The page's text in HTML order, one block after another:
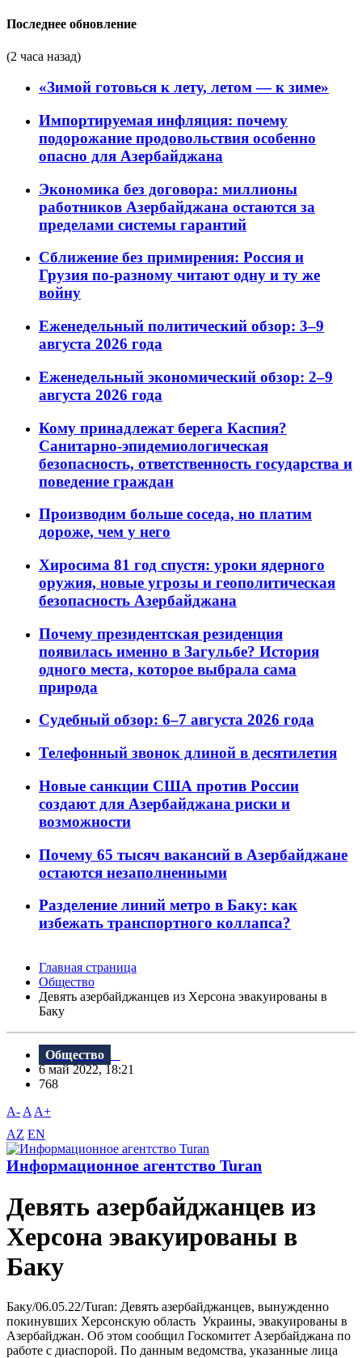
Последнее обновление
(2 часа назад)
«Зимой готовься к лету, летом — к зиме»
Импортируемая инфляция: почему
подорожание продовольствия особенно
опасно для Азербайджана
Экономика без договора: миллионы
работников Азербайджана остаются за
пределами системы гарантий
Сближение без примирения: Россия и
Грузия по-разному читают одну и ту же
войну
Еженедельный политический обзор: 3–9
августа 2026 года
Еженедельный экономический обзор: 2–9
августа 2026 года
Кому принадлежат берега Каспия?
Санитарно-эпидемиологическая
безопасность, ответственность государства и
поведение граждан
Производим больше соседа, но платим
дороже, чем у него
Хиросима 81 год спустя: уроки ядерного
оружия, новые угрозы и геополитическая
безопасность Азербайджана
Почему президентская резиденция
появилась именно в Загульбе? История
одного места, которое выбрала сама
природа
Судебный обзор: 6–7 августа 2026 года
Телефонный звонок длиной в десятилетия
Новые санкции США против России
создают для Азербайджана риски и
возможности
Почему 65 тысяч вакансий в Азербайджане
остаются незаполненными
Разделение линий метро в Баку: как
избежать транспортного коллапса?
Главная страница
Общество
Девять азербайджанцев из Херсона эвакуированы в
Баку
Общество
6 май 2022, 18:21
768
A- A A+
AZ EN
Информационное агентство Turan
Девять азербайджанцев из
Херсона эвакуированы в
Баку
Баку/06.05.22/Turan: Девять азербайджанцев, вынужденно
покинувших Херсонскую область Украины, эвакуированы в
Азербайджан. Об этом сообщил Госкомитет Азербайджана по
работе с диаспорой. По данным ведомства, указанные лица